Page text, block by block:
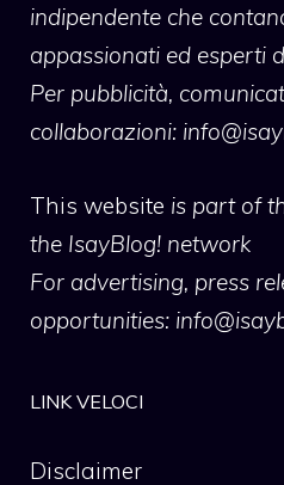
indipendente che
appassionati ed esperti
Per pubblicità,
collaborazioni:
This website is part of
the IsayBlog! network
For advertising, press
opportunities:
LINK VELOCI
Disclaimer